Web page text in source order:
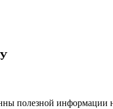
полезной